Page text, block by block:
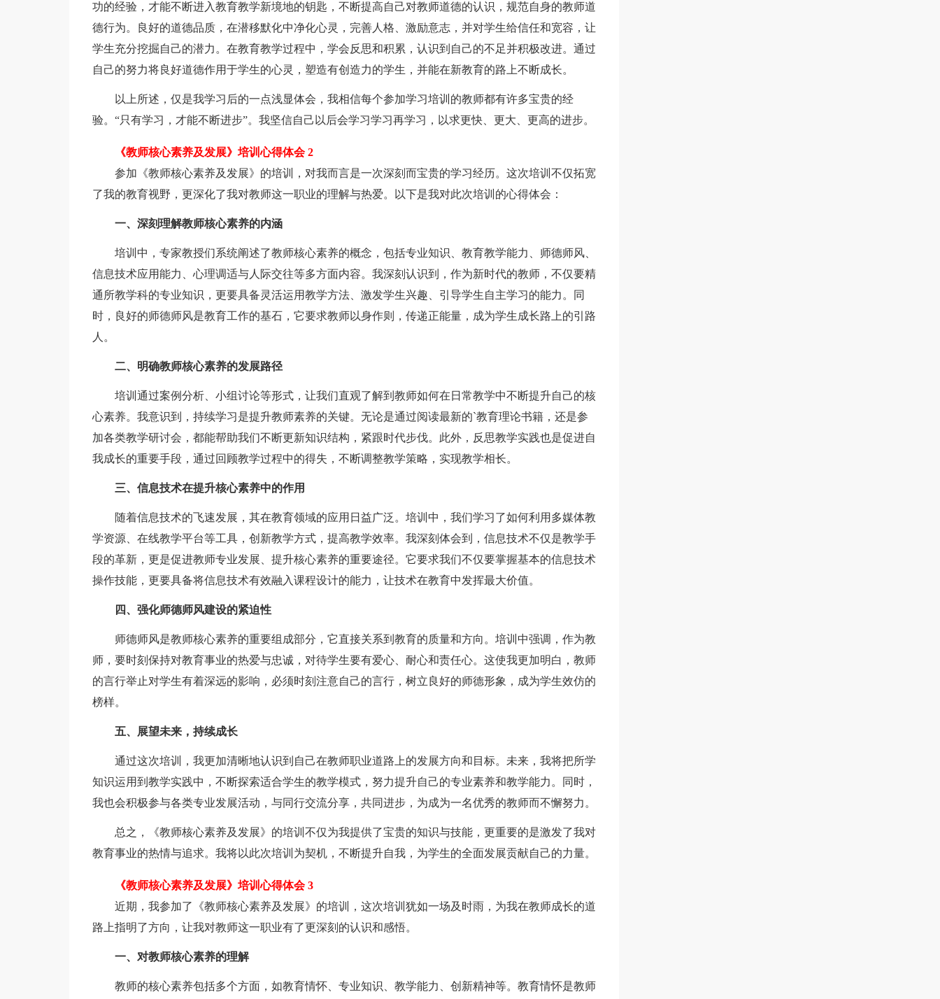
功的经验，才能不断进入教育教学新境地的钥匙，不断提高自己对教师道德的认识，规范自身的教师道
德行为。良好的道德品质，在潜移默化中净化心灵，完善人格、激励意志，并对学生给信任和宽容，让
学生充分挖掘自己的潜力。在教育教学过程中，学会反思和积累，认识到自己的不足并积极改进。通过
自己的努力将良好道德作用于学生的心灵，塑造有创造力的学生，并能在新教育的路上不断成长。
以上所述，仅是我学习后的一点浅显体会，我相信每个参加学习培训的教师都有许多宝贵的经
验。“只有学习，才能不断进步”。我坚信自己以后会学习学习再学习，以求更快、更大、更高的进步。
《教师核心素养及发展》培训心得体会 2
参加《教师核心素养及发展》的培训，对我而言是一次深刻而宝贵的学习经历。这次培训不仅拓宽
了我的教育视野，更深化了我对教师这一职业的理解与热爱。以下是我对此次培训的心得体会：
一、深刻理解教师核心素养的内涵
培训中，专家教授们系统阐述了教师核心素养的概念，包括专业知识、教育教学能力、师德师风、
信息技术应用能力、心理调适与人际交往等多方面内容。我深刻认识到，作为新时代的教师，不仅要精
通所教学科的专业知识，更要具备灵活运用教学方法、激发学生兴趣、引导学生自主学习的能力。同
时，良好的师德师风是教育工作的基石，它要求教师以身作则，传递正能量，成为学生成长路上的引路
人。
二、明确教师核心素养的发展路径
培训通过案例分析、小组讨论等形式，让我们直观了解到教师如何在日常教学中不断提升自己的核
心素养。我意识到，持续学习是提升教师素养的关键。无论是通过阅读最新的`教育理论书籍，还是参
加各类教学研讨会，都能帮助我们不断更新知识结构，紧跟时代步伐。此外，反思教学实践也是促进自
我成长的重要手段，通过回顾教学过程中的得失，不断调整教学策略，实现教学相长。
三、信息技术在提升核心素养中的作用
随着信息技术的飞速发展，其在教育领域的应用日益广泛。培训中，我们学习了如何利用多媒体教
学资源、在线教学平台等工具，创新教学方式，提高教学效率。我深刻体会到，信息技术不仅是教学手
段的革新，更是促进教师专业发展、提升核心素养的重要途径。它要求我们不仅要掌握基本的信息技术
操作技能，更要具备将信息技术有效融入课程设计的能力，让技术在教育中发挥最大价值。
四、强化师德师风建设的紧迫性
师德师风是教师核心素养的重要组成部分，它直接关系到教育的质量和方向。培训中强调，作为教
师，要时刻保持对教育事业的热爱与忠诚，对待学生要有爱心、耐心和责任心。这使我更加明白，教师
的言行举止对学生有着深远的影响，必须时刻注意自己的言行，树立良好的师德形象，成为学生效仿的
榜样。
五、展望未来，持续成长
通过这次培训，我更加清晰地认识到自己在教师职业道路上的发展方向和目标。未来，我将把所学
知识运用到教学实践中，不断探索适合学生的教学模式，努力提升自己的专业素养和教学能力。同时，
我也会积极参与各类专业发展活动，与同行交流分享，共同进步，为成为一名优秀的教师而不懈努力。
总之，《教师核心素养及发展》的培训不仅为我提供了宝贵的知识与技能，更重要的是激发了我对
教育事业的热情与追求。我将以此次培训为契机，不断提升自我，为学生的全面发展贡献自己的力量。
《教师核心素养及发展》培训心得体会 3
近期，我参加了《教师核心素养及发展》的培训，这次培训犹如一场及时雨，为我在教师成长的道
路上指明了方向，让我对教师这一职业有了更深刻的认识和感悟。
一、对教师核心素养的理解
教师的核心素养包括多个方面，如教育情怀、专业知识、教学能力、创新精神等。教育情怀是教师